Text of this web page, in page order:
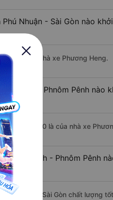
Nhuận - Sài Gòn nào
là của nhà xe Phương Heng.
Pênh - Phnôm Pênh nào
lúc 15:30 là của nhà xe
Pênh - Phnôm Pênh
Nhuận - Sài Gòn chất lượng